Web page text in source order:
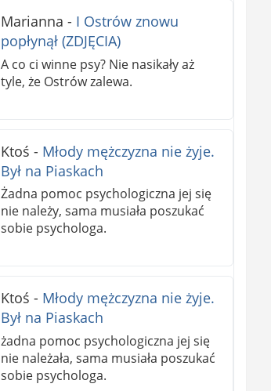
Marianna - I Ostrów znowu
popłynął (ZDJĘCIA)
A co ci winne psy? Nie nasikały aż
tyle, że Ostrów zalewa.
Ktoś - Młody mężczyzna nie żyje.
Był na Piaskach
Żadna pomoc psychologiczna jej się
nie należy, sama musiała poszukać
sobie psychologa.
Ktoś - Młody mężczyzna nie żyje.
Był na Piaskach
żadna pomoc psychologiczna jej się
nie należała, sama musiała poszukać
sobie psychologa.